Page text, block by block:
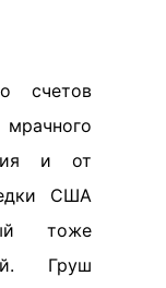
счетов
и от
США
тоже
Груш